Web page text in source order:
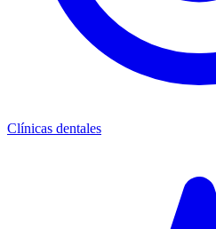
Clínicas dentales